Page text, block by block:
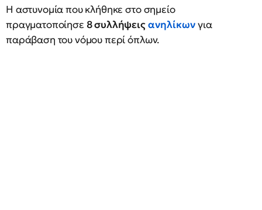
Η αστυνομία που κλήθηκε στο σημείο
πραγματοποίησε 8 συλλήψειςανηλίκωνγια
παράβαση του νόμου περί όπλων.